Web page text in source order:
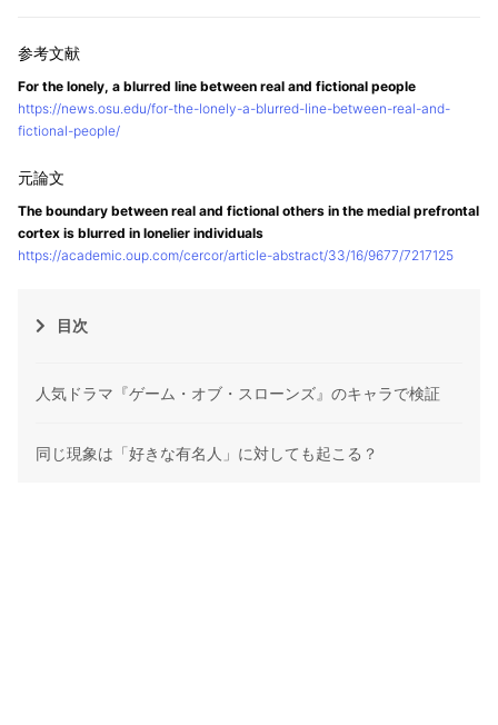
For the lonely, a blurred line between real and fictional people
https://news.osu.edu/for-the-lonely-a-blurred-line-between-real-and-
fictional-people/
The boundary between real and fictional others in the medial prefrontal
cortex is blurred in lonelier individuals
https://academic.oup.com/cercor/article-abstract/33/16/9677/7217125
目次
人気ドラマ『ゲーム・オブ・スローンズ』のキャラで検証
同じ現象は「好きな有名人」に対しても起こる？